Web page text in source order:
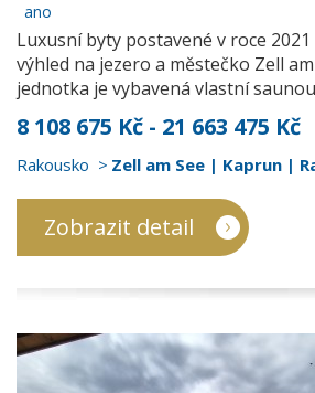
ano
Luxusní byty postavené v roce
výhled na jezero a městečko Zell am
jednotka je vybavená vlastní
8 108 675 Kč - 21 663 475 Kč
Rakousko Zell am See | Kaprun |
Zobrazit detail